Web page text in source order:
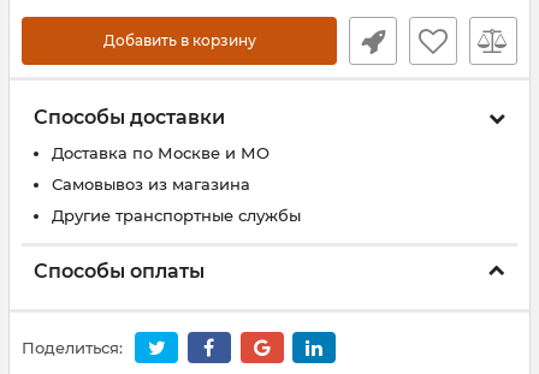
Добавить в корзину
Способы доставки
Доставка по Москве и МО
Самовывоз из магазина
Другие транспортные службы
Способы оплаты
Поделиться: